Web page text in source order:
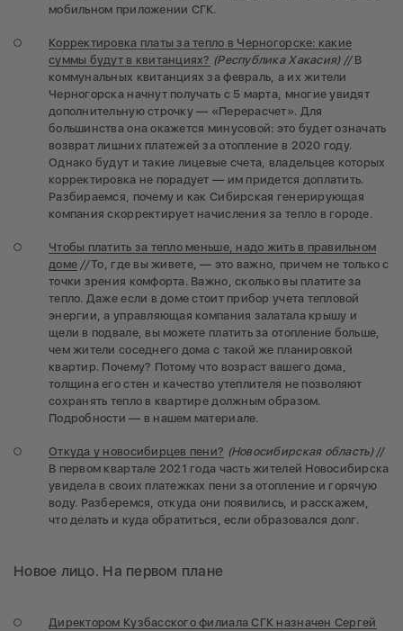
мобильном приложении СГК.
Корректировка платы за тепло в Черногорске: какие
суммы будут в квитанциях? (Республика Хакасия) //В
коммунальных квитанциях за февраль, а их жители
Черногорска начнут получать с 5 марта, многие увидят
дополнительную строчку — «Перерасчет». Для
большинства она окажется минусовой: это будет означать
возврат лишних платежей за отопление в 2020 году.
Однако будут и такие лицевые счета, владельцев которых
корректировка не порадует — им придется доплатить.
Разбираемся, почему и как Сибирская генерирующая
компания скорректирует начисления за тепло в городе.
Чтобы платить за тепло меньше, надо жить в правильном
доме //То, где вы живете, — это важно, причем не только с
точки зрения комфорта. Важно, сколько вы платите за
тепло. Даже если в доме стоит прибор учета тепловой
энергии, а управляющая компания залатала крышу и
щели в подвале, вы можете платить за отопление больше,
чем жители соседнего дома с такой же планировкой
квартир. Почему? Потому что возраст вашего дома,
толщина его стен и качество утеплителя не позволяют
сохранять тепло в квартире должным образом.
Подробности — в нашем материале.
Откуда у новосибирцев пени? (Новосибирская область) //
В первом квартале 2021 года часть жителей Новосибирска
увидела в своих платежках пени за отопление и горячую
воду. Разберемся, откуда они появились, и расскажем,
что делать и куда обратиться, если образовался долг.
Новое лицо. На первом плане
Директором Кузбасского филиала СГК назначен Сергей